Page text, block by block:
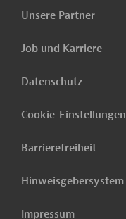
Unsere Partner
Job und Karriere
Datenschutz
Cookie-Einstellungen
Barrierefreiheit
Hinweisgebersystem
Impressum